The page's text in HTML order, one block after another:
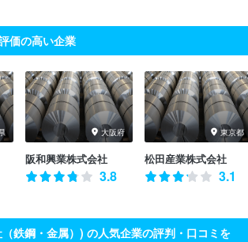
価の高い企業
大阪府
阪和興業株式会社
3.8
東京都
松田産業株式会社
3.1
鉄鋼・金属）) の人気企業の評判・口コミを